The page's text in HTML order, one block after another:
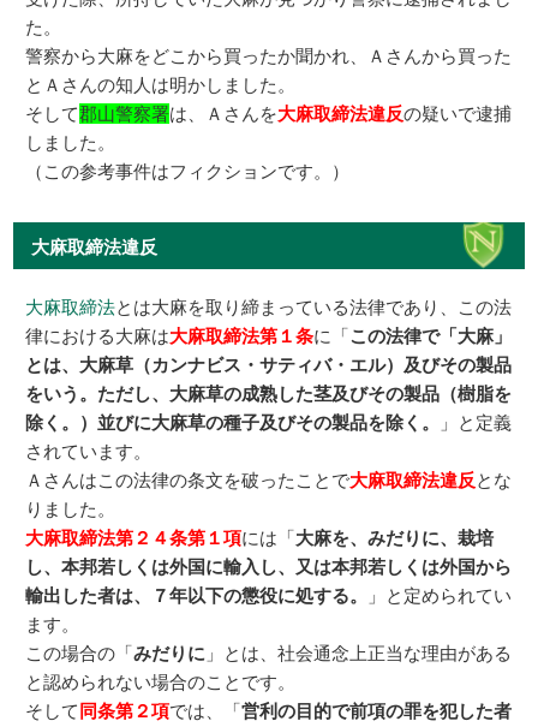
た。
警察から大麻をどこから買ったか聞かれ、Ａさんから買った
とＡさんの知人は明かしました。
そして郡山警察署は、Ａさんを大麻取締法違反の疑いで逮捕
しました。
（この参考事件はフィクションです。）
大麻取締法違反
大麻取締法とは大麻を取り締まっている法律であり、この法
律における大麻は大麻取締法第１条に「この法律で「大麻」
とは、大麻草（カンナビス・サティバ・エル）及びその製品
をいう。ただし、大麻草の成熟した茎及びその製品（樹脂を
除く。）並びに大麻草の種子及びその製品を除く。
」と定義
されています。
Ａさんはこの法律の条文を破ったことで大麻取締法違反とな
りました。
大麻取締法第２４条第１項には「大麻を、みだりに、栽培
し、本邦若しくは外国に輸入し、又は本邦若しくは外国から
輸出した者は、７年以下の懲役に処する。
」と定められてい
ます。
この場合の「みだりに 」とは、社会通念上正当な理由がある
と認められない場合のことです。
そして 同条第２項では、「営利の目的で前項の罪を犯した者